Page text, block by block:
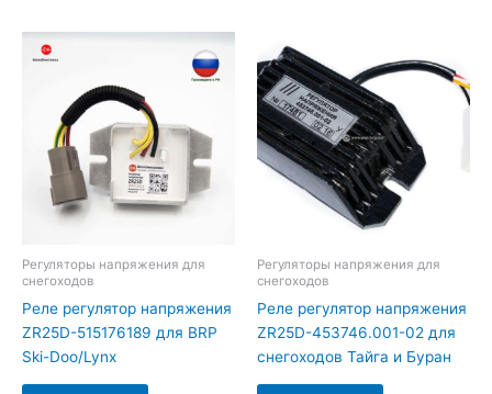
Регуляторы напряжения для
снегоходов
Реле регулятор напряжения
ZR25D-515176189 для BRP
Ski-Doo/Lynx
Регуляторы напряжения для
снегоходов
Реле регулятор напряжения
ZR25D-453746.001-02 для
снегоходов Тайга и Буран